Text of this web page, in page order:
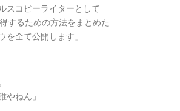
スコピーライターとして
するための方法をまとめた
全て公開します」
ねん」